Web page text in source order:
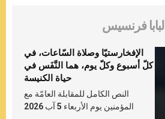
البابا فرنسيس
الإفخارستيّا وصلاة السّاعات، في
كلّ أسبوع وكلّ يوم، هما النَّفَس في
حياة الكنيسة
النص الكامل للمقابلة العامّة مع
المؤمنين يوم الأربعاء 5 آب 2026